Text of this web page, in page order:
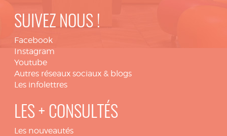
SUIVEZ NOUS !
Facebook
Instagram
Youtube
Autres réseaux sociaux & blogs
Les infolettres
LES + CONSULTÉS
Les nouveautés